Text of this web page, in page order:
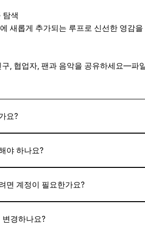
탐색
새롭게 추가되는 루프로 신선한 영감
, 협업자, 팬과 음악을 공유하세요—파
요?
에서 바로 커스텀 드럼 패턴을 만들고
야 하나요?
라우저에서 실행됩니다. 바로 열어서
면 계정이 필요한가요?
시작할 수 있지만, 저장, 내보내기 및
경하나요?